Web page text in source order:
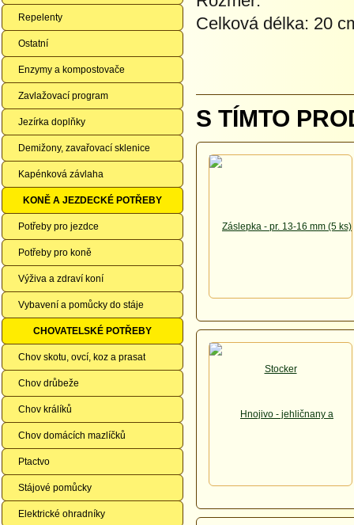
Repelenty
Ostatní
Enzymy a kompostovače
Zavlažovací program
Jezírka doplňky
Demižony, zavařovací sklenice
Kapénková závlaha
KONĚ A JEZDECKÉ POTŘEBY
Potřeby pro jezdce
Potřeby pro koně
Výživa a zdraví koní
Vybavení a pomůcky do stáje
CHOVATELSKÉ POTŘEBY
Chov skotu, ovcí, koz a prasat
Chov drůbeže
Chov králíků
Chov domácích mazlíčků
Ptactvo
Stájové pomůcky
Elektrické ohradníky
Celková délka: 20
S TÍMTO